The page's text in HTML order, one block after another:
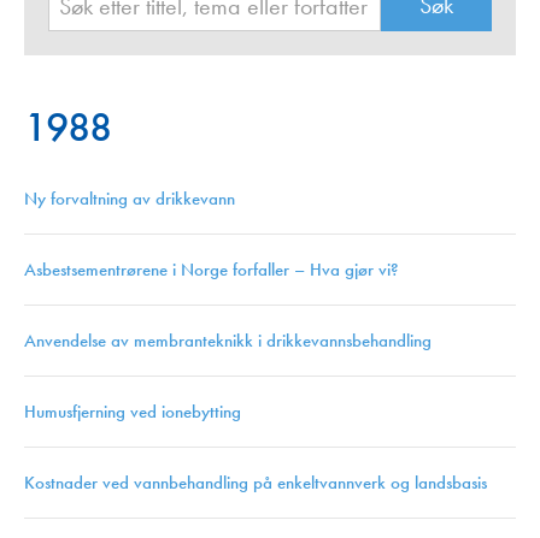
1988
Ny forvaltning av drikkevann
Asbestsementrørene i Norge forfaller – Hva gjør vi?
Anvendelse av membranteknikk i drikkevannsbehandling
Humusfjerning ved ionebytting
Kostnader ved vannbehandling på enkeltvannverk og landsbasis